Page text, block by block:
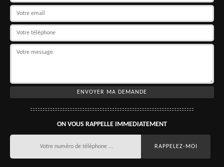
ON VOUS RAPPELLE IMMEDIATEMENT